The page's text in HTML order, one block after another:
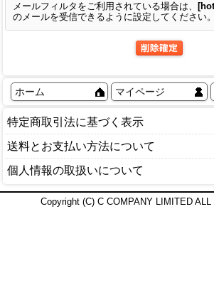
メールフィルタをご利用されている場合は、
のメールを受信できるように設定してください。
ホーム マイページ
特定商取引法に基づく表示
送料とお支払い方法について
個人情報の取扱いについて
Copyright (C) C COMPANY LIMITED ALL